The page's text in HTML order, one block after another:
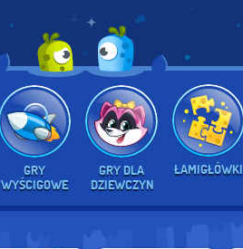
GRY
WYŚCIGOWE
GRY DLA
DZIEWCZYN
ŁAMIGŁÓWKI